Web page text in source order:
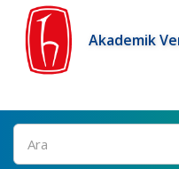
Akademik
Ara